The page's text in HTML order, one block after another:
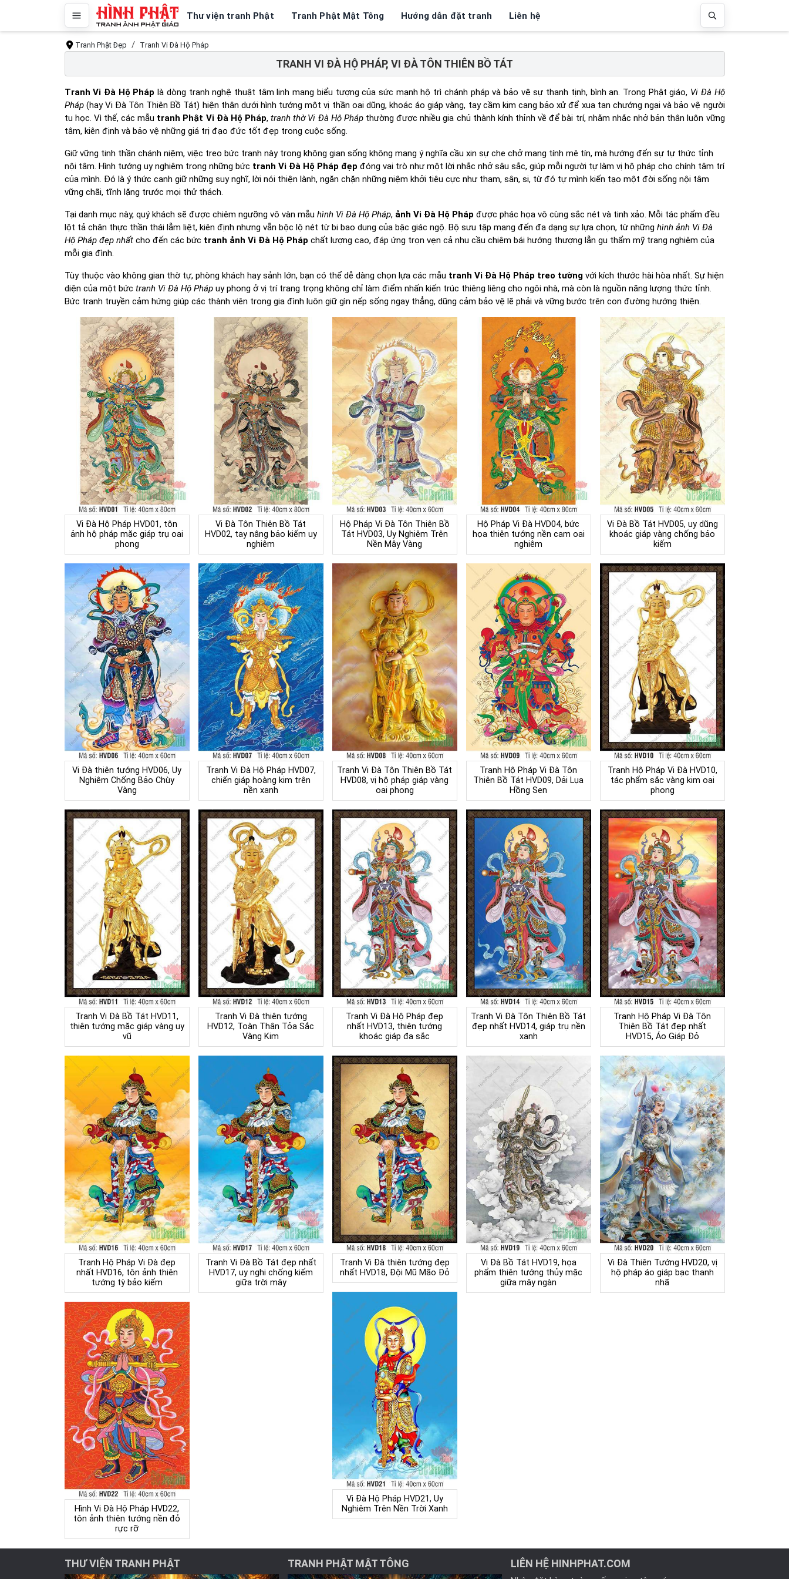
Thư viện tranh Phật Tranh Phật Mật Tông Hướng dẫn đặt tranh Liên hệ
Tranh Phật Đẹp Tranh Vi Đà Hộ Pháp
TRANH VI ĐÀ HỘ PHÁP, VI ĐÀ TÔN THIÊN BỒ TÁT
Tranh Vi Đà Hộ Pháp là dòng tranh nghệ thuật tâm linh mang biểu tượng của sức mạnh hộ trì chánh pháp và bảo vệ sự thanh tịnh, bình an. Trong Phật giáo, Vi Đà Hộ
Pháp(hay Vi Đà Tôn Thiên Bồ Tát) hiện thân dưới hình tướng một vị thần oai dũng, khoác áo giáp vàng, tay cầm kim cang bảo xử để xua tan chướng ngại và bảo vệ người
tu học. Vì thế, các mẫu tranh Phật Vi Đà Hộ Pháp,tranh thờ Vi Đà Hộ Phápthường được nhiều gia chủ thành kính thỉnh về để bài trí, nhằm nhắc nhở bản thân luôn vững
tâm, kiên định và bảo vệ những giá trị đạo đức tốt đẹp trong cuộc sống.
Giữ vững tinh thần chánh niệm, việc treo bức tranh này trong không gian sống không mang ý nghĩa cầu xin sự che chở mang tính mê tín, mà hướng đến sự tự thức tỉnh
nội tâm. Hình tướng uy nghiêm trong những bức tranh Vi Đà Hộ Pháp đẹp đóng vai trò như một lời nhắc nhở sâu sắc, giúp mỗi người tự làm vị hộ pháp cho chính tâm trí
của mình. Đó là ý thức canh giữ những suy nghĩ, lời nói thiện lành, ngăn chặn những niệm khởi tiêu cực như tham, sân, si, từ đó tự mình kiến tạo một đời sống nội tâm
vững chãi, tĩnh lặng trước mọi thử thách.
Tại danh mục này, quý khách sẽ được chiêm ngưỡng vô vàn mẫu hình Vi Đà Hộ Pháp, ảnh Vi Đà Hộ Pháp được phác họa vô cùng sắc nét và tinh xảo. Mỗi tác phẩm đều
lột tả chân thực thần thái lẫm liệt, kiên định nhưng vẫn bộc lộ nét từ bi bao dung của bậc giác ngộ. Bộ sưu tập mang đến đa dạng sự lựa chọn, từ những hình ảnh Vi Đà
Hộ Pháp đẹp nhấtcho đến các bức tranh ảnh Vi Đà Hộ Pháp chất lượng cao, đáp ứng trọn vẹn cả nhu cầu chiêm bái hướng thượng lẫn gu thẩm mỹ trang nghiêm của
mỗi gia đình.
Tùy thuộc vào không gian thờ tự, phòng khách hay sảnh lớn, bạn có thể dễ dàng chọn lựa các mẫu tranh Vi Đà Hộ Pháp treo tườngvới kích thước hài hòa nhất. Sự hiện
diện của một bức tranh Vi Đà Hộ Phápuy phong ở vị trí trang trọng không chỉ làm điểm nhấn kiến trúc thiêng liêng cho ngôi nhà, mà còn là nguồn năng lượng thức tỉnh.
Bức tranh truyền cảm hứng giúp các thành viên trong gia đình luôn giữ gìn nếp sống ngay thẳng, dũng cảm bảo vệ lẽ phải và vững bước trên con đường hướng thiện.
Vi Đà Hộ Pháp HVD01, tôn
ảnh hộ pháp mặc giáp trụ oai
phong
Vi Đà Tôn Thiên Bồ Tát
HVD02, tay nâng bảo kiếm uy
nghiêm
Hộ Pháp Vi Đà Tôn Thiên Bồ
Tát HVD03, Uy Nghiêm Trên
Nền Mây Vàng
Hộ Pháp Vi Đà HVD04, bức
họa thiên tướng nền cam oai
nghiêm
Vi Đà Bồ Tát HVD05, uy dũng
khoác giáp vàng chống bảo
kiếm
Vi Đà thiên tướng HVD06, Uy
Nghiêm Chống Bảo Chùy
Vàng
Tranh Vi Đà Hộ Pháp HVD07,
chiến giáp hoàng kim trên
nền xanh
Tranh Vi Đà Tôn Thiên Bồ Tát
HVD08, vị hộ pháp giáp vàng
oai phong
Tranh Hộ Pháp Vi Đà Tôn
Thiên Bồ Tát HVD09, Dải Lụa
Hồng Sen
Tranh Hộ Pháp Vi Đà HVD10,
tác phẩm sắc vàng kim oai
phong
Tranh Vi Đà Bồ Tát HVD11,
thiên tướng mặc giáp vàng uy
vũ
Tranh Vi Đà thiên tướng
HVD12, Toàn Thân Tỏa Sắc
Vàng Kim
Tranh Vi Đà Hộ Pháp đẹp
nhất HVD13, thiên tướng
khoác giáp đa sắc
Tranh Vi Đà Tôn Thiên Bồ Tát
đẹp nhất HVD14, giáp trụ nền
xanh
Tranh Hộ Pháp Vi Đà Tôn
Thiên Bồ Tát đẹp nhất
HVD15, Áo Giáp Đỏ
Tranh Hộ Pháp Vi Đà đẹp
nhất HVD16, tôn ảnh thiên
tướng tỳ bảo kiếm
Tranh Vi Đà Bồ Tát đẹp nhất
HVD17, uy nghi chống kiếm
giữa trời mây
Tranh Vi Đà thiên tướng đẹp
nhất HVD18, Đội Mũ Mão Đỏ
Vi Đà Bồ Tát HVD19, họa
phẩm thiên tướng thủy mặc
giữa mây ngàn
Vi Đà Thiên Tướng HVD20, vị
hộ pháp áo giáp bạc thanh
nhã
Vi Đà Hộ Pháp HVD21, Uy
Nghiêm Trên Nền Trời Xanh
Hình Vi Đà Hộ Pháp HVD22,
tôn ảnh thiên tướng nền đỏ
rực rỡ
THƯ VIỆN TRANH PHẬT TRANH PHẬT MẬT TÔNG LIÊN HỆ HINHPHAT.COM